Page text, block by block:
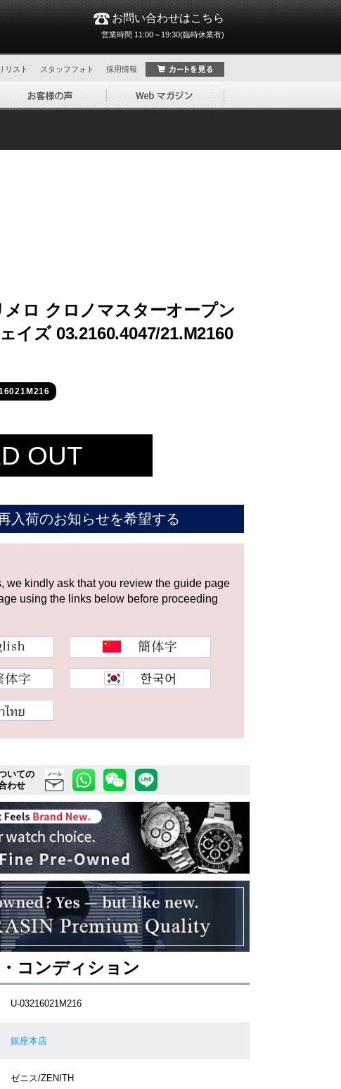
お問い合わせはこちら
営業時間 11:00～19:30(臨時休業有)
リスト スタッフフォト 採用情報
ロ クロノマスターオープン
イズ 03.2160.4047/21.M2160
OUT
入荷のお知らせを希望する
we kindly ask that you review the guide page
using the links below before proceeding
いての
わせ
メール
コンディション
U-03216021M216
銀座本店
ゼニス/ZENITH